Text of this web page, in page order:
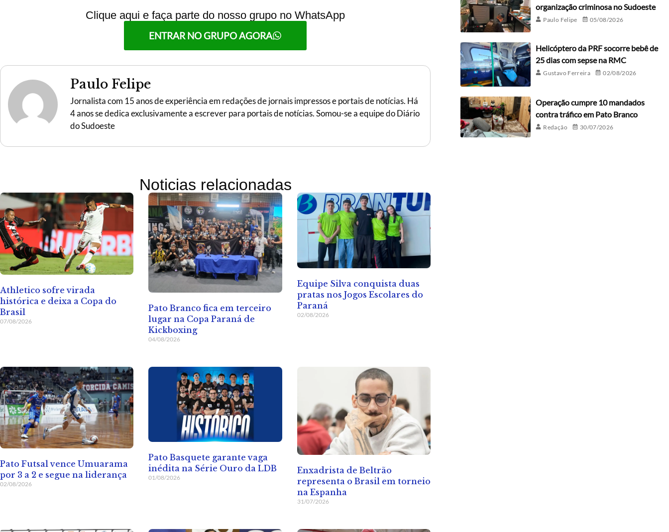
Clique aqui e faça parte do nosso grupo no WhatsApp
ENTRAR NO GRUPO AGORA
Paulo Felipe
Jornalista com 15 anos de experiência em redações de jornais impressos e portais de notícias. Há
4 anos se dedica exclusivamente a escrever para portais de notícias. Somou-se a equipe do Diário
do Sudoeste
Noticias relacionadas
Athletico sofre virada
histórica e deixa a Copa do
Brasil
07/08/2026
Pato Branco fica em terceiro
lugar na Copa Paraná de
Kickboxing
04/08/2026
Equipe Silva conquista duas
pratas nos Jogos Escolares do
Paraná
02/08/2026
Pato Futsal vence Umuarama
por 3 a 2 e segue na liderança
02/08/2026
Pato Basquete garante vaga
inédita na Série Ouro da LDB
01/08/2026
Enxadrista de Beltrão
representa o Brasil em torneio
na Espanha
31/07/2026
organização criminosa no Sudoeste
Paulo Felipe 05/08/2026
Helicóptero da PRF socorre bebê de
25 dias com sepse na RMC
Gustavo Ferreira 02/08/2026
Operação cumpre 10 mandados
contra tráfico em Pato Branco
Redação 30/07/2026